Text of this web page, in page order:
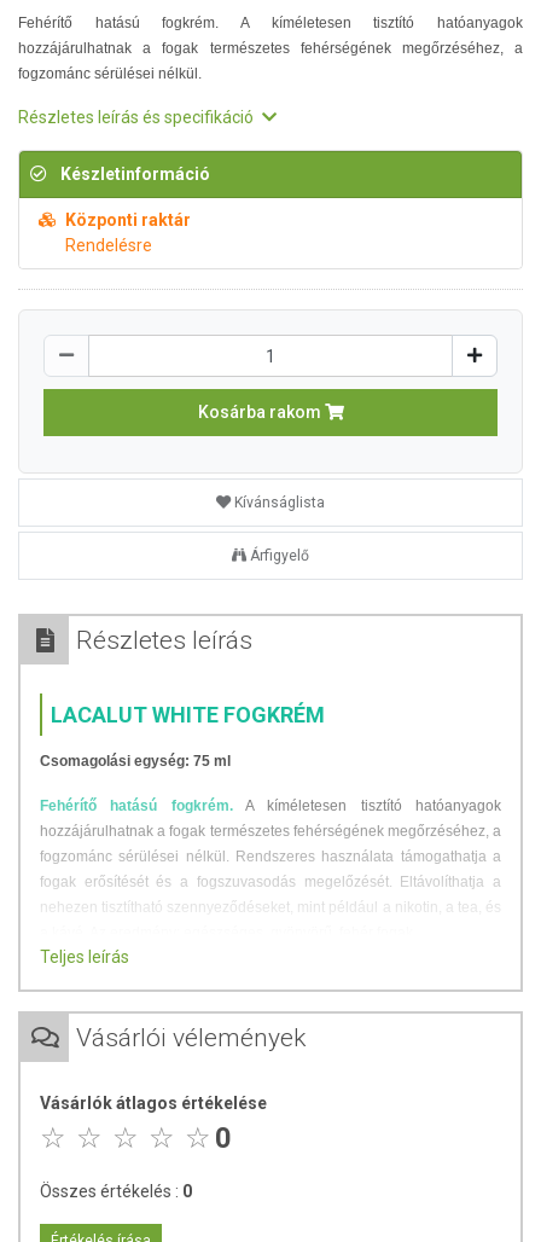
Fehérítő hatású fogkrém. A kíméletesen tisztító hatóanyagok
hozzájárulhatnak a fogak természetes fehérségének megőrzéséhez, a
fogzománc sérülései nélkül.
Részletes leírás és specifikáció
Készletinformáció
Központi raktár
Rendelésre
Kosárba rakom
Kívánságlista
Árfigyelő
Részletes leírás
LACALUT WHITE FOGKRÉM
Csomagolási egység: 75 ml
Fehérítő hatású fogkrém.A kíméletesen tisztító hatóanyagok
hozzájárulhatnak a fogak természetes fehérségének megőrzéséhez, a
fogzománc sérülései nélkül. Rendszeres használata támogathatja a
fogak erősítését és a fogszuvasodás megelőzését. Eltávolíthatja a
nehezen tisztítható szennyeződéseket, mint például a nikotin, a tea, és
mennyiséget tegyen a gyermek fogkeféjére és ügyeljen arra,
nyeljen le!
Más forrásból származó fluorid bevitele esetén kérje ki
fogorvosa vagy orvosa tanácsát!
Teljes leírás
Vásárlói vélemények
Vásárlók átlagos értékelése
0
Összes értékelés : 0